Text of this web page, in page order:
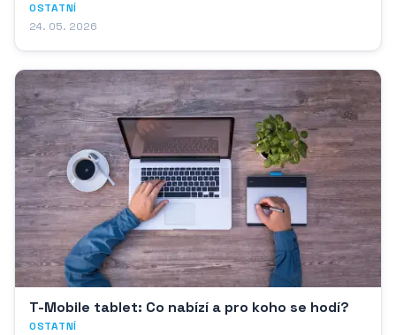
OSTATNÍ
24. 05. 2026
T-Mobile tablet: Co nabízí a pro koho se hodí?
OSTATNÍ